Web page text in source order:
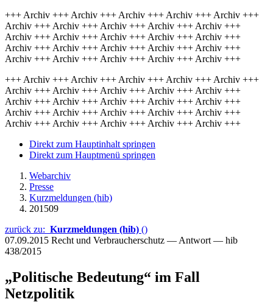
+++ Archiv +++ Archiv +++ Archiv +++ Archiv +++ Archiv +++
Archiv +++ Archiv +++ Archiv +++ Archiv +++ Archiv +++
Archiv +++ Archiv +++ Archiv +++ Archiv +++ Archiv +++
Archiv +++ Archiv +++ Archiv +++ Archiv +++ Archiv +++
Archiv +++ Archiv +++ Archiv +++ Archiv +++ Archiv +++
+++ Archiv +++ Archiv +++ Archiv +++ Archiv +++ Archiv +++
Archiv +++ Archiv +++ Archiv +++ Archiv +++ Archiv +++
Archiv +++ Archiv +++ Archiv +++ Archiv +++ Archiv +++
Archiv +++ Archiv +++ Archiv +++ Archiv +++ Archiv +++
Archiv +++ Archiv +++ Archiv +++ Archiv +++ Archiv +++
Direkt zum Hauptinhalt springen
Direkt zum Hauptmenü springen
Webarchiv
Presse
Kurzmeldungen (hib)
201509
zurück zu: Kurzmeldungen (hib) ()
07.09.2015 Recht und Verbraucherschutz — Antwort — hib
438/2015
„Politische Bedeutung“ im Fall
Netzpolitik